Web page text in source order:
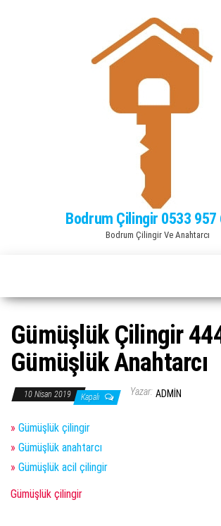
Bodrum Çilingir 0533 957
Bodrum Çilingir Ve Anahtarcı
Gümüşlük Çilingir
Gümüşlük Anahtarcı
10 Nisan 2019 Kapalı Yazar: ADMIN
» Gümüşlük çilingir
» Gümüşlük anahtarcı
» Gümüşlük acil çilingir
Gümüşlük çilingir